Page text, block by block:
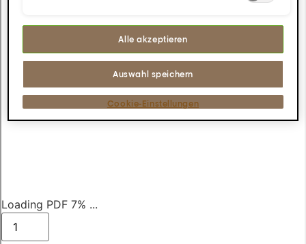
Alle akzeptieren
Auswahl speichern
Cookie-Einstellungen